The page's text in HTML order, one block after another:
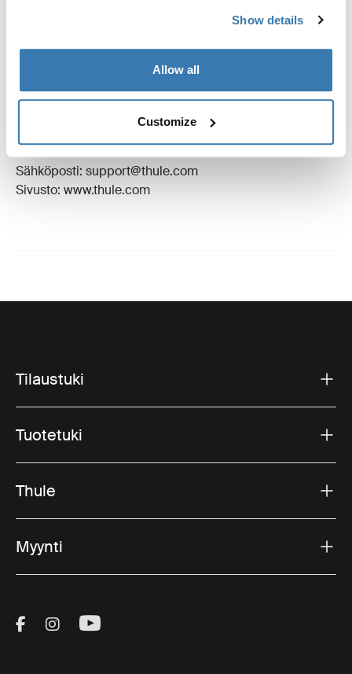
Show details
Allow all
Customize
Tavaramerkin rekisteröinti: Thule Sweden AB
Valmistajan nimi: Thule Sweden
Sähköposti: support@thule.com
Sivusto: www.thule.com
Tilaustuki
Tuotetuki
Thule
Myynti
Visit Thule on Facebook (external link)
Visit Thule on Instagram (external link)
Visit Thule on Youtube (external